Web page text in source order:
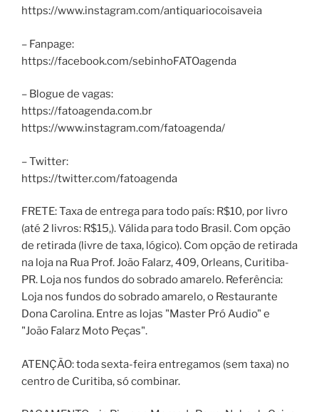
https://www.instagram.com/antiquariocoisaveia
– Fanpage:
https://facebook.com/sebinhoFATOagenda
– Blogue de vagas:
https://fatoagenda.com.br
https://www.instagram.com/fatoagenda/
– Twitter:
https://twitter.com/fatoagenda
FRETE: Taxa de entrega para todo país: R$10, por livro
(até 2 livros: R$15,). Válida para todo Brasil. Com opção
de retirada (livre de taxa, lógico). Com opção de retirada
na loja na Rua Prof. João Falarz, 409, Orleans, Curitiba-
PR. Loja nos fundos do sobrado amarelo. Referência:
Loja nos fundos do sobrado amarelo, o Restaurante
Dona Carolina. Entre as lojas "Master Pró Audio" e
"João Falarz Moto Peças".
ATENÇÃO: toda sexta-feira entregamos (sem taxa) no
centro de Curitiba, só combinar.